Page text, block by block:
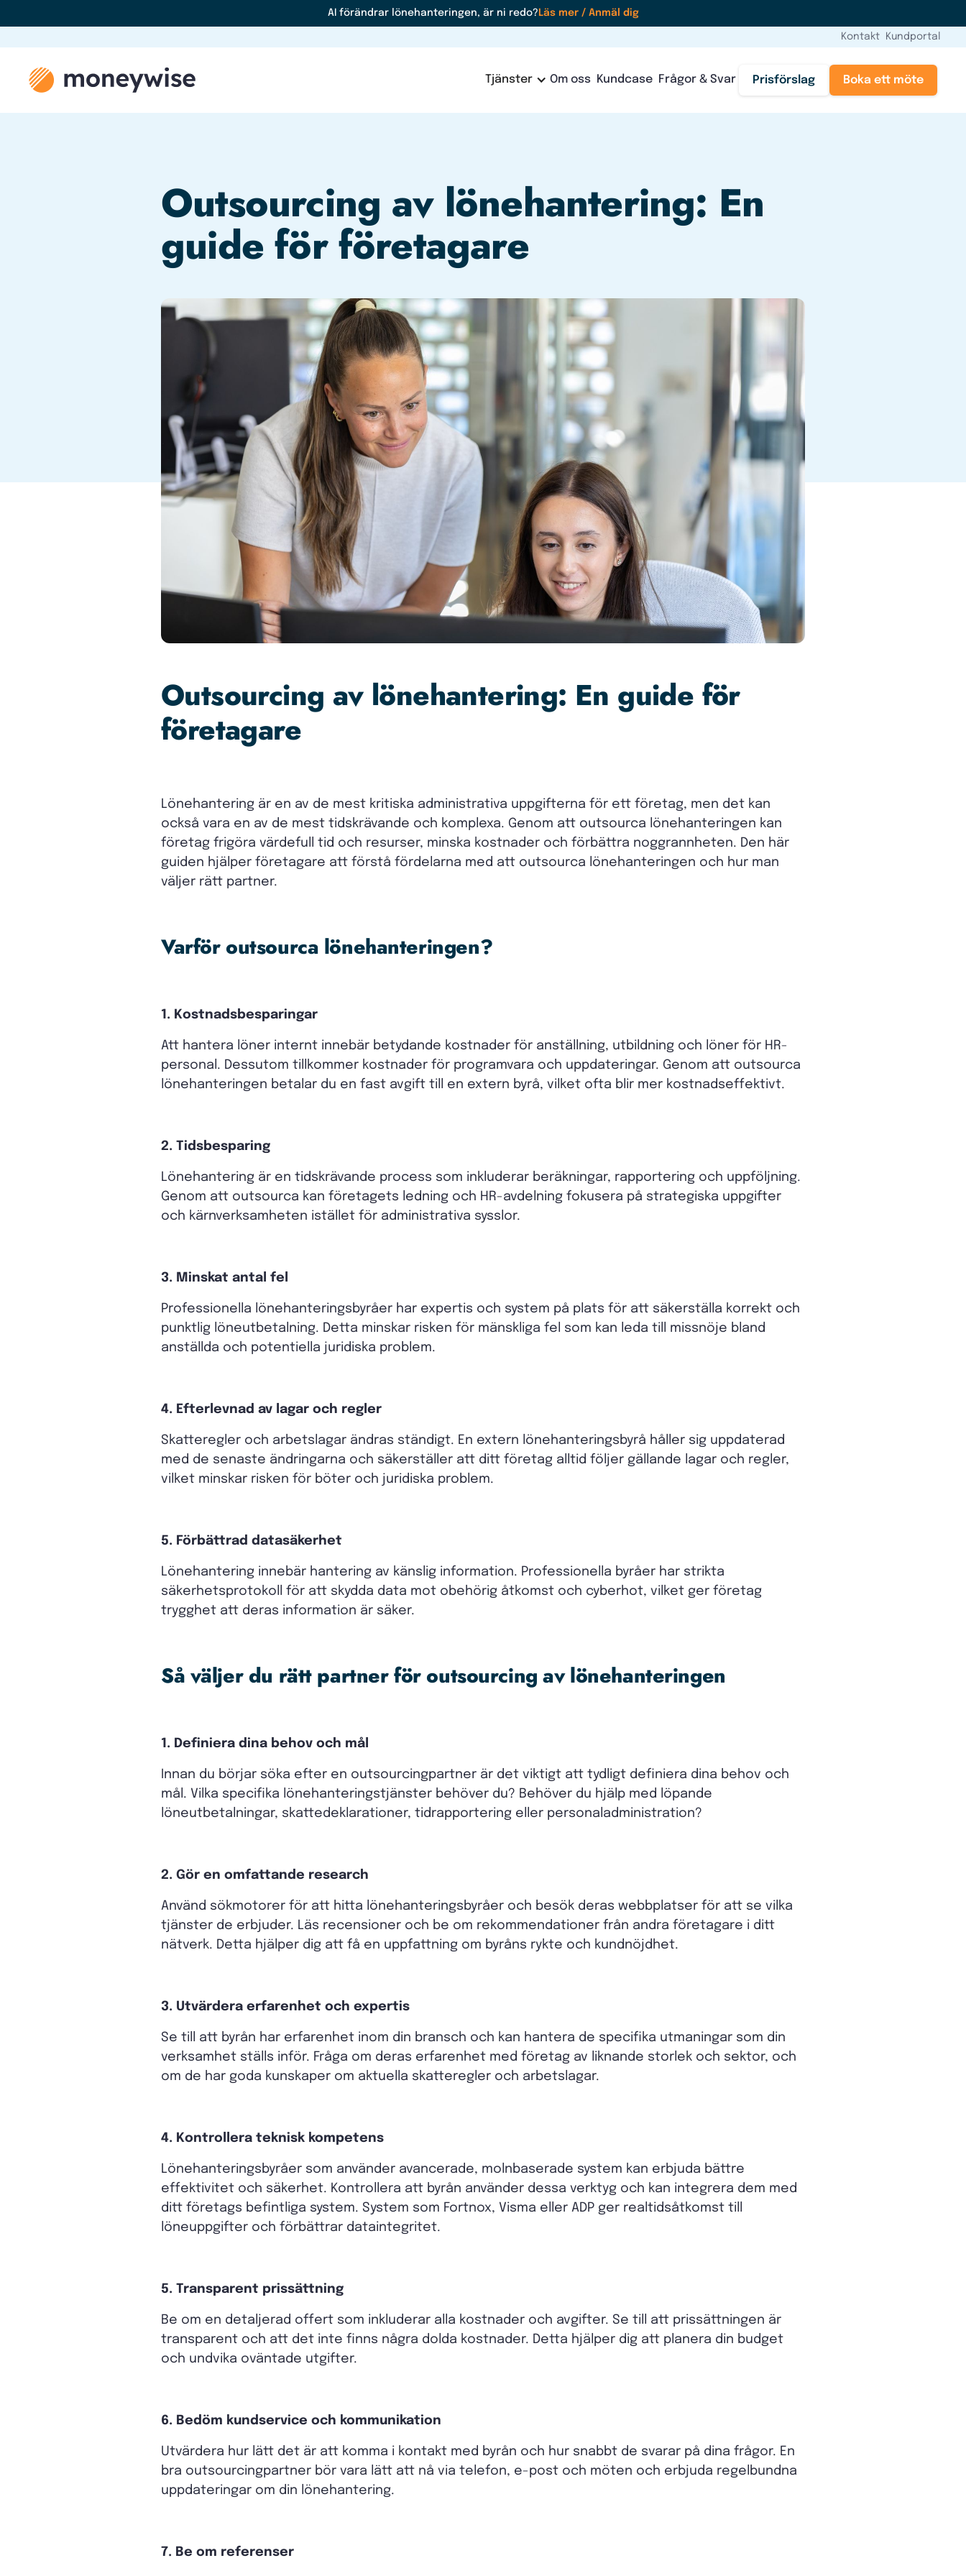
AI förändrar lönehanteringen, är ni redo? Läs mer / Anmäl dig
Kontakt Kundportal
Tjänster Om oss Kundcase Frågor & Svar Prisförslag Boka ett möte
Outsourcing av lönehantering: En
guide för företagare
Outsourcing av lönehantering: En guide för
företagare
Lönehantering är en av de mest kritiska administrativa uppgifterna för ett företag, men det kan
också vara en av de mest tidskrävande och komplexa. Genom att outsourca lönehanteringen kan
företag frigöra värdefull tid och resurser, minska kostnader och förbättra noggrannheten. Den här
guiden hjälper företagare att förstå fördelarna med att outsourca lönehanteringen och hur man
väljer rätt partner.
Varför outsourca lönehanteringen?
1. Kostnadsbesparingar
Att hantera löner internt innebär betydande kostnader för anställning, utbildning och löner för HR-
personal. Dessutom tillkommer kostnader för programvara och uppdateringar. Genom att outsourca
lönehanteringen betalar du en fast avgift till en extern byrå, vilket ofta blir mer kostnadseffektivt.
2. Tidsbesparing
Lönehantering är en tidskrävande process som inkluderar beräkningar, rapportering och uppföljning.
Genom att outsourca kan företagets ledning och HR-avdelning fokusera på strategiska uppgifter
och kärnverksamheten istället för administrativa sysslor.
3. Minskat antal fel
Professionella lönehanteringsbyråer har expertis och system på plats för att säkerställa korrekt och
punktlig löneutbetalning. Detta minskar risken för mänskliga fel som kan leda till missnöje bland
anställda och potentiella juridiska problem.
4. Efterlevnad av lagar och regler
Skatteregler och arbetslagar ändras ständigt. En extern lönehanteringsbyrå håller sig uppdaterad
med de senaste ändringarna och säkerställer att ditt företag alltid följer gällande lagar och regler,
vilket minskar risken för böter och juridiska problem.
5. Förbättrad datasäkerhet
Lönehantering innebär hantering av känslig information. Professionella byråer har strikta
säkerhetsprotokoll för att skydda data mot obehörig åtkomst och cyberhot, vilket ger företag
trygghet att deras information är säker.
Så väljer du rätt partner för outsourcing av lönehanteringen
1. Definiera dina behov och mål
Innan du börjar söka efter en outsourcingpartner är det viktigt att tydligt definiera dina behov och
mål. Vilka specifika lönehanteringstjänster behöver du? Behöver du hjälp med löpande
löneutbetalningar, skattedeklarationer, tidrapportering eller personaladministration?
2. Gör en omfattande research
Använd sökmotorer för att hitta lönehanteringsbyråer och besök deras webbplatser för att se vilka
tjänster de erbjuder. Läs recensioner och be om rekommendationer från andra företagare i ditt
nätverk. Detta hjälper dig att få en uppfattning om byråns rykte och kundnöjdhet.
3. Utvärdera erfarenhet och expertis
Se till att byrån har erfarenhet inom din bransch och kan hantera de specifika utmaningar som din
verksamhet ställs inför. Fråga om deras erfarenhet med företag av liknande storlek och sektor, och
om de har goda kunskaper om aktuella skatteregler och arbetslagar.
4. Kontrollera teknisk kompetens
Lönehanteringsbyråer som använder avancerade, molnbaserade system kan erbjuda bättre
effektivitet och säkerhet. Kontrollera att byrån använder dessa verktyg och kan integrera dem med
ditt företags befintliga system. System som Fortnox, Visma eller ADP ger realtidsåtkomst till
löneuppgifter och förbättrar dataintegritet.
5. Transparent prissättning
Be om en detaljerad offert som inkluderar alla kostnader och avgifter. Se till att prissättningen är
transparent och att det inte finns några dolda kostnader. Detta hjälper dig att planera din budget
och undvika oväntade utgifter.
6. Bedöm kundservice och kommunikation
Utvärdera hur lätt det är att komma i kontakt med byrån och hur snabbt de svarar på dina frågor. En
bra outsourcingpartner bör vara lätt att nå via telefon, e-post och möten och erbjuda regelbundna
uppdateringar om din lönehantering.
7. Be om referenser